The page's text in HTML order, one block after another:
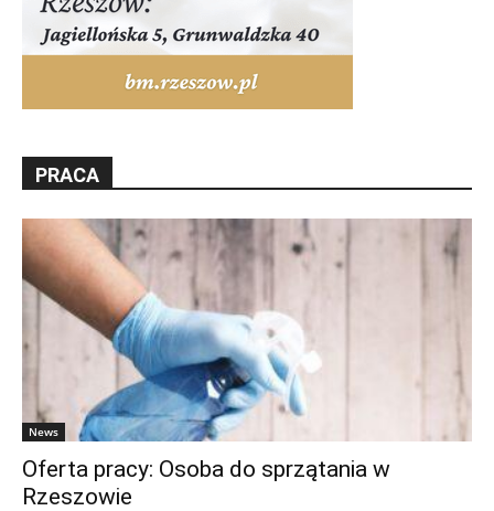
PRACA
News
Oferta pracy: Osoba do sprzątania w
Rzeszowie